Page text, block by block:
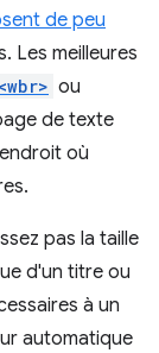
de peu
Les meilleures
<wbr> ou
de texte
où
pas la taille
d'un titre ou
à un
automatique